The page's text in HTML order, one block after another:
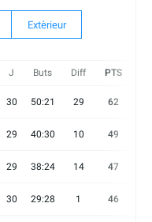
Extèrieur
J Buts Diff PTS
30 50:21 29 62
29 40:30 10 49
29 38:24 14 47
30 29:28 1 46